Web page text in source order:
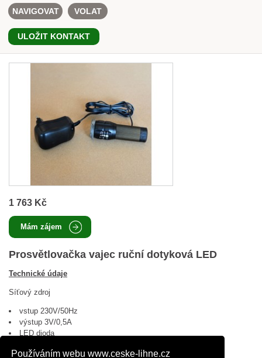
Používáním webu www.ceske-lihne.cz
NAVIGOVAT VOLAT
ULOŽIT KONTAKT
1 763 Kč
Mám zájem
Prosvětlovačka vajec ruční dotyková LED
Technické údaje
Síťový zdroj
vstup 230V/50Hz
výstup 3V/0,5A
LED dioda